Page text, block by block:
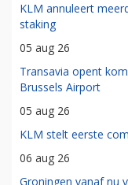
KLM annuleert
staking
05 aug 26
Transavia opent
Brussels Airport
05 aug 26
KLM stelt eerste
06 aug 26
Groningen vanaf nu